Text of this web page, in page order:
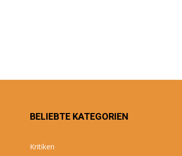
BELIEBTE KATEGORIEN
Kritiken